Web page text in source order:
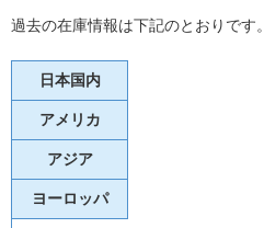
過去の在庫情報は下記のとおりです。
日本国内
アメリカ
アジア
ヨーロッパ